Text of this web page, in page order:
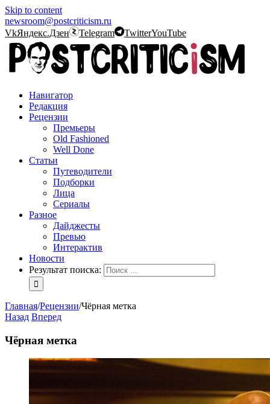
Skip to content
newsroom@postcriticism.ru
VkЯндекс.Дзен Telegram TwitterYouTube
Навигатор
Редакция
Рецензии
Премьеры
Old Fashioned
Well Done
Статьи
Путеводители
Подборки
Лица
Сериалы
Разное
Дайджесты
Превью
Интерактив
Новости
Результат поиска:
Главная/Рецензии/Чёрная метка
Назад Вперед
Чёрная метка